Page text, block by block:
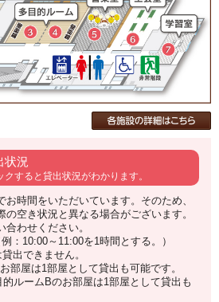
状況
すると貸出状況がわかります。
お時間をいただいています。そのため、
空き状況と異なる場合がございます。
わせください。
：10:00～11:00を1時間とする。）
出できません。
屋は1部屋として貸出も可能です。
ルームBのお部屋は1部屋として貸出も